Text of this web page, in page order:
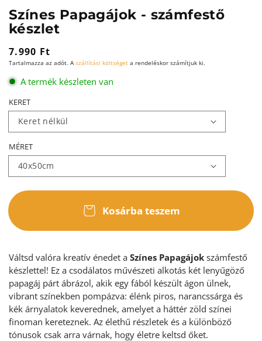
Színes Papagájok - számfestő
készlet
Normál
ár
7.990 Ft
Tartalmazza az adót. A szállítási költséget a rendeléskor számítjuk ki.
A termék készleten van
KERET
MÉRET
Kosárba teszem
Váltsd valóra kreatív énedet a Színes Papagájok számfestő
készlettel! Ez a csodálatos művészeti alkotás két lenyűgöző
papagáj párt ábrázol, akik egy fából készült ágon ülnek,
vibrant színekben pompázva: élénk piros, narancssárga és
kék árnyalatok keverednek, amelyet a háttér zöld színei
finoman kereteznek. Az élethű részletek és a különböző
tónusok csak arra várnak, hogy életre keltsd őket.